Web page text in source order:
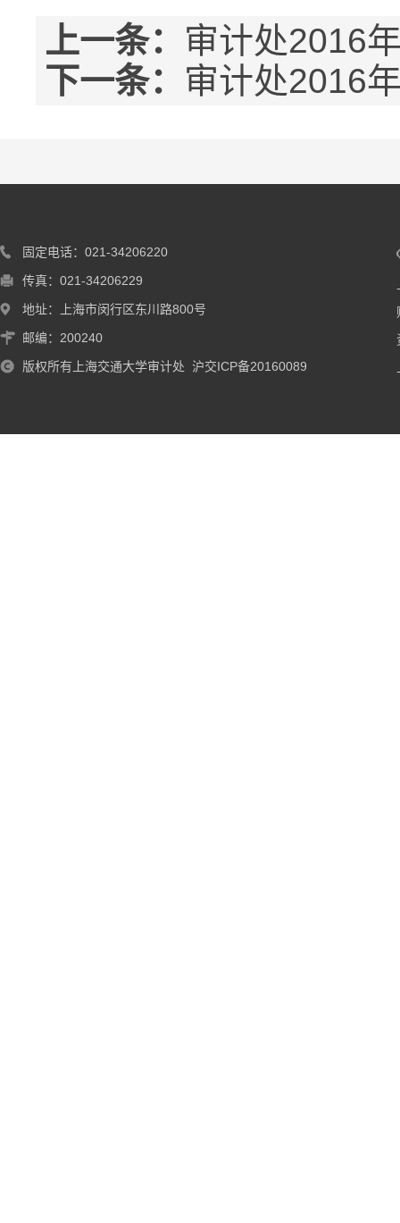
上一条： 审计处2016
下一条： 审计处2016
固定电话：021-34206220
传真：021-34206229
地址：上海市闵行区东川路800号
邮编：200240
版权所有上海交通大学审计处 沪交ICP备20160089